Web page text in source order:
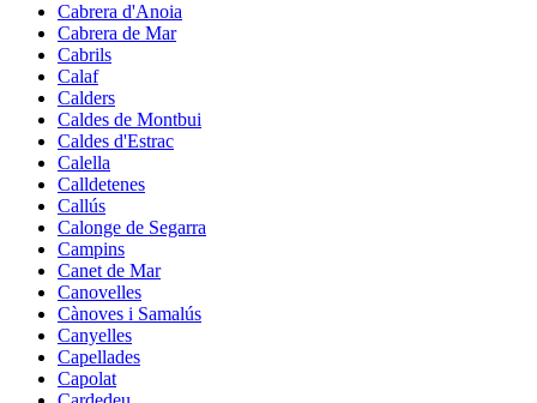
Cabrera d'Anoia
Cabrera de Mar
Cabrils
Calaf
Calders
Caldes de Montbui
Caldes d'Estrac
Calella
Calldetenes
Callús
Calonge de Segarra
Campins
Canet de Mar
Canovelles
Cànoves i Samalús
Canyelles
Capellades
Capolat